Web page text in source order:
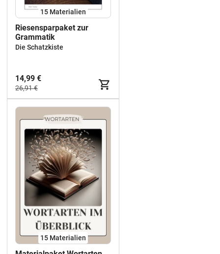
15 Materialien
Riesensparpaket zur
Grammatik
Die Schatzkiste
14,99 €
26,91 €
15 Materialien